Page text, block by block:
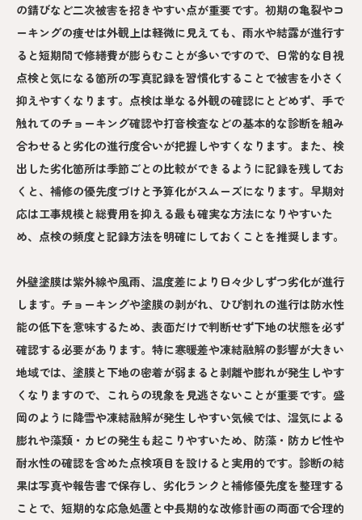
の錆びなど二次被害を招きやすい点が重要です。初期の亀裂やコ
ーキングの痩せは外観上は軽微に見えても、雨水や結露が進行す
ると短期間で修繕費が膨らむことが多いですので、日常的な目視
点検と気になる箇所の写真記録を習慣化することで被害を小さく
抑えやすくなります。点検は単なる外観の確認にとどめず、手で
触れてのチョーキング確認や打音検査などの基本的な診断を組み
合わせると劣化の進行度合いが把握しやすくなります。また、検
出した劣化箇所は季節ごとの比較ができるように記録を残してお
くと、補修の優先度づけと予算化がスムーズになります。早期対
応は工事規模と総費用を抑える最も確実な方法になりやすいた
め、点検の頻度と記録方法を明確にしておくことを推奨します。
外壁塗膜は紫外線や風雨、温度差により日々少しずつ劣化が進行
します。チョーキングや塗膜の剥がれ、ひび割れの進行は防水性
能の低下を意味するため、表面だけで判断せず下地の状態を必ず
確認する必要があります。特に寒暖差や凍結融解の影響が大きい
地域では、塗膜と下地の密着が弱まると剥離や膨れが発生しやす
くなりますので、これらの現象を見逃さないことが重要です。盛
岡のように降雪や凍結融解が発生しやすい気候では、湿気による
膨れや藻類・カビの発生も起こりやすいため、防藻・防カビ性や
耐水性の確認を含めた点検項目を設けると実用的です。診断の結
果は写真や報告書で保存し、劣化ランクと補修優先度を整理する
ことで、短期的な応急処置と中長期的な改修計画の両面で合理的